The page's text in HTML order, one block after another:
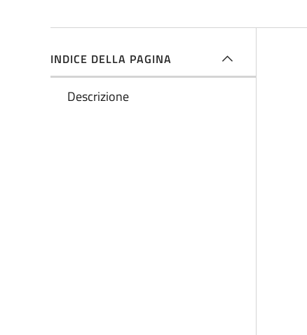
INDICE DELLA PAGINA
Descrizione